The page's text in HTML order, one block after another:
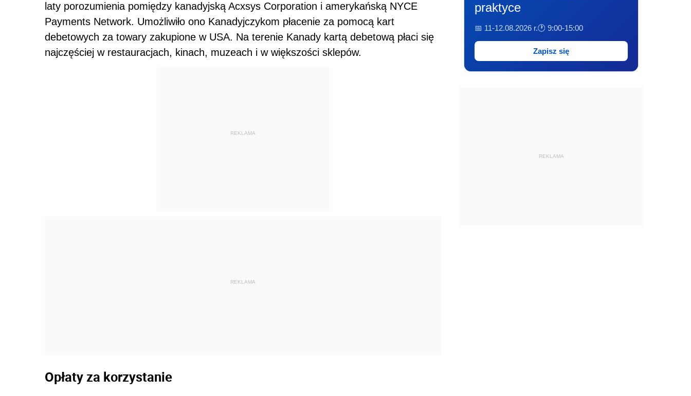
laty porozumienia pomiędzy kanadyjską Acxsys Corporation i amerykańską NYCE
Payments Network. Umożliwiło ono Kanadyjczykom płacenie za pomocą kart
debetowych za towary zakupione w USA. Na terenie Kanady kartą debetową płaci się
najczęściej w restauracjach, kinach, muzeach i w większości sklepów.
REKLAMA
REKLAMA
Opłaty za korzystanie
praktyce
📅 11-12.08.2026 r.🕐 9:00-15:00
Zapisz się
REKLAMA